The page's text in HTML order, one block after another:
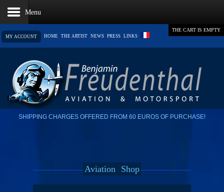
MY ACCOUNT HOME THE ARTIST NEWS PRESS LINKS
THE CART IS EMPTY
SHIPPING CHARGES OFFERED FROM 60 EUROS OF PURCHASE!
Aviation Shop